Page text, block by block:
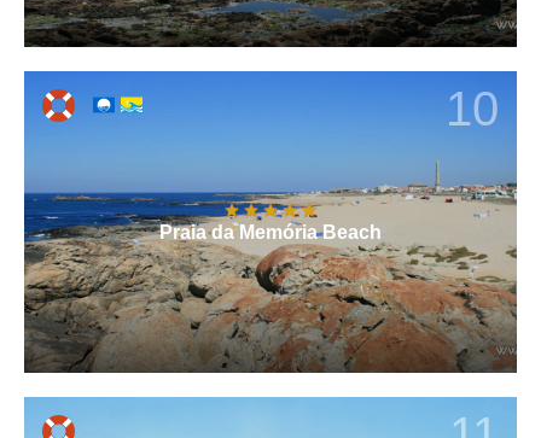
10
Praia da Memória Beach